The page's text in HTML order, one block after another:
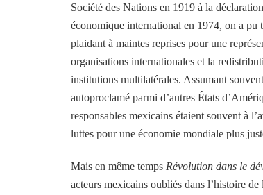
Société des Nations en 1919 à la
économique international en 1974, on a pu
plaidant à maintes reprises pour une
organisations internationales et la
institutions multilatérales. Assumant
autoproclamé parmi d’autres États
responsables mexicains étaient souvent à
luttes pour une économie mondiale plus
Mais en même temps Révolution dans le
acteurs mexicains oubliés dans l’histoire